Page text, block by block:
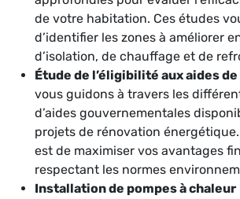
de votre habitation. Ces études
d’identifier les zones à améliorer
d’isolation, de chauffage et de
Étude de l’éligibilité aux aides de
vous guidons à travers les
d’aides gouvernementales
projets de rénovation
est de maximiser vos avantages
respectant les normes
Installation de pompes à chaleur